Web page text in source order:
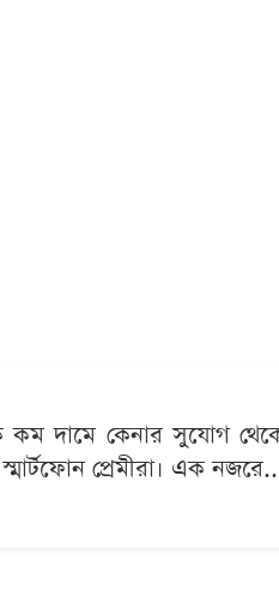
কম দামে কেনার সুযোগ
প্রেমীরা। এক